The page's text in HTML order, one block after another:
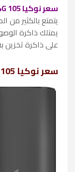
سعر نوكيا 105 4G
يتمتع بالكثير من
يمتلك
على ذاكرة تخزين بقدرة 48
سعر نوكيا 105 4G